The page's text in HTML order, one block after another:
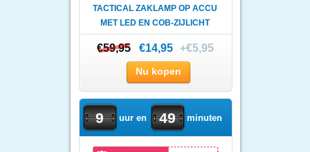
TACTICAL ZAKLAMP OP ACCU
MET LED EN COB-ZIJLICHT
€59,95
€59,95 €14,95 +€5,95
Nu kopen
9 uur en 49 minuten